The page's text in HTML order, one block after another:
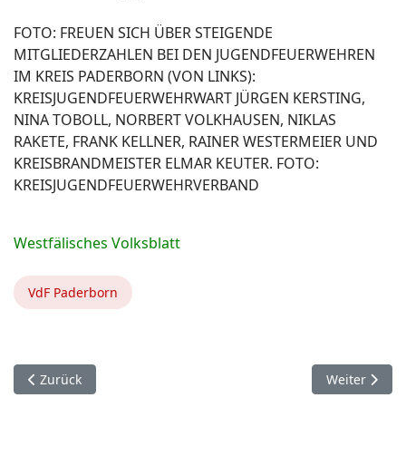
FOTO: FREUEN SICH ÜBER STEIGENDE
MITGLIEDERZAHLEN BEI DEN JUGENDFEUERWEHREN
IM KREIS PADERBORN (VON LINKS):
KREISJUGENDFEUERWEHRWART JÜRGEN KERSTING,
NINA TOBOLL, NORBERT VOLKHAUSEN, NIKLAS
RAKETE, FRANK KELLNER, RAINER WESTERMEIER UND
KREISBRANDMEISTER ELMAR KEUTER. FOTO:
KREISJUGENDFEUERWEHRVERBAND
Westfälisches Volksblatt
VdF Paderborn
Vorheriger Beitrag: 5000€ erlaufen
Zurück Nächster
Weiter